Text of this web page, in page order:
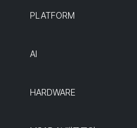
PLATFORM
AI
HARDWARE